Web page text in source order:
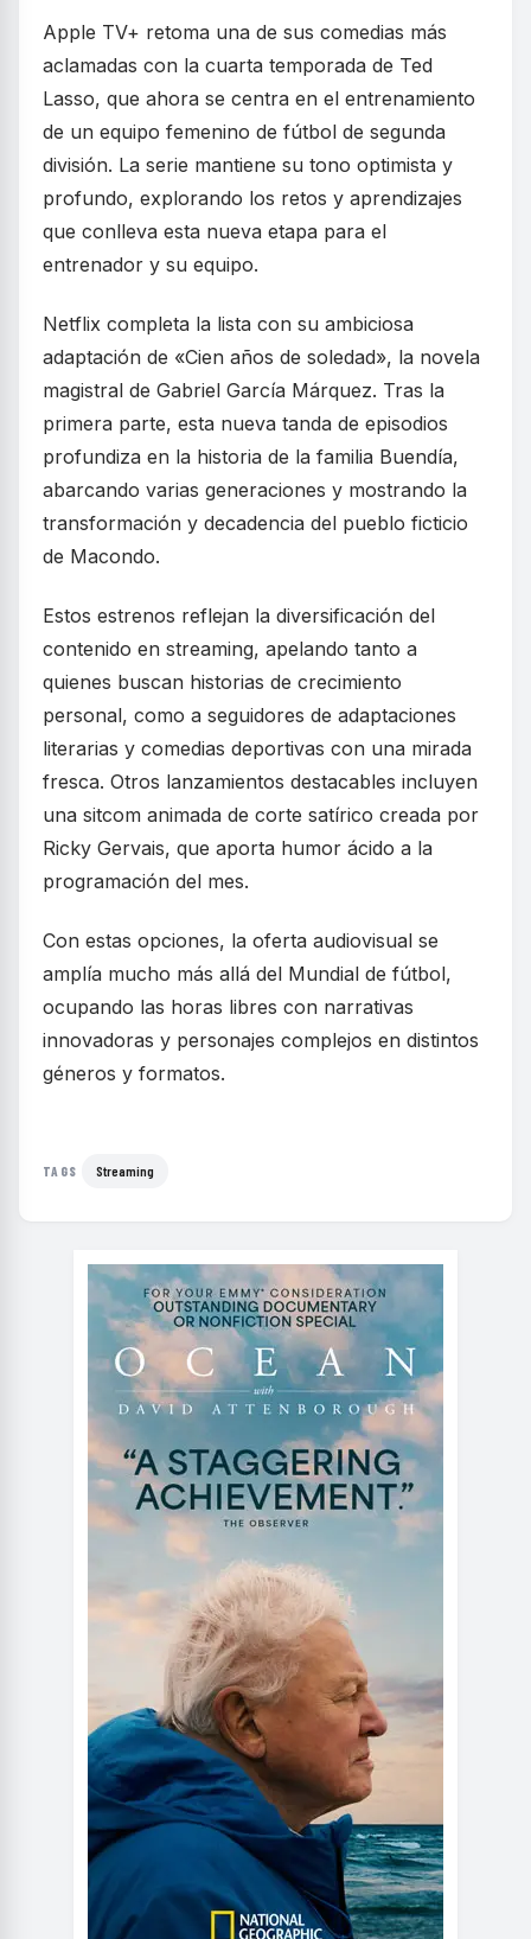
Apple TV+ retoma una de sus comedias más
aclamadas con la cuarta temporada de Ted
Lasso, que ahora se centra en el entrenamiento
de un equipo femenino de fútbol de segunda
división. La serie mantiene su tono optimista y
profundo, explorando los retos y aprendizajes
que conlleva esta nueva etapa para el
entrenador y su equipo.
Netflix completa la lista con su ambiciosa
adaptación de «Cien años de soledad», la novela
magistral de Gabriel García Márquez. Tras la
primera parte, esta nueva tanda de episodios
profundiza en la historia de la familia Buendía,
abarcando varias generaciones y mostrando la
transformación y decadencia del pueblo ficticio
de Macondo.
Estos estrenos reflejan la diversificación del
contenido en streaming, apelando tanto a
quienes buscan historias de crecimiento
personal, como a seguidores de adaptaciones
literarias y comedias deportivas con una mirada
fresca. Otros lanzamientos destacables incluyen
una sitcom animada de corte satírico creada por
Ricky Gervais, que aporta humor ácido a la
programación del mes.
Con estas opciones, la oferta audiovisual se
amplía mucho más allá del Mundial de fútbol,
ocupando las horas libres con narrativas
innovadoras y personajes complejos en distintos
géneros y formatos.
TAGS Streaming